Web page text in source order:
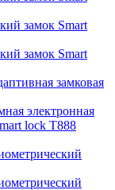
замок Smart
замок Smart
замковая
электронная
lock T888